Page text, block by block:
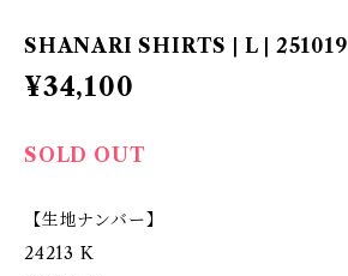
SHANARI SHIRTS | L | 251019
¥34,100
SOLD OUT
【生地ナンバー】
24213 K